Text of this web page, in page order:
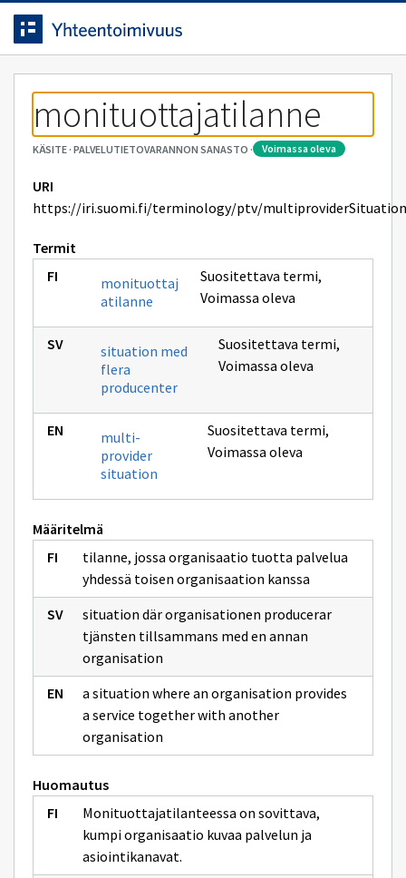
Siirrytty
sivulle
Siirry suoraan sisältöön.
monituottajatilanne
KÄSITE· PALVELUTIETOVARANNON SANASTO · voimassa oleva
URI
https://iri.suomi.fi/terminology/ptv/multiproviderSituation
Termit
monituottaj
atilanne
Suositettava termi,
Voimassa oleva
situation med
flera
producenter
Suositettava termi,
Voimassa oleva
multi-
provider
situation
Suositettava termi,
Voimassa oleva
Määritelmä
tilanne, jossa organisaatio tuotta palvelua
yhdessä toisen organisaation kanssa
situation där organisationen producerar
tjänsten tillsammans med en annan
organisation
a situation where an organisation provides
a service together with another
organisation
Huomautus
Monituottajatilanteessa on sovittava,
kumpi organisaatio kuvaa palvelun ja
asiointikanavat.